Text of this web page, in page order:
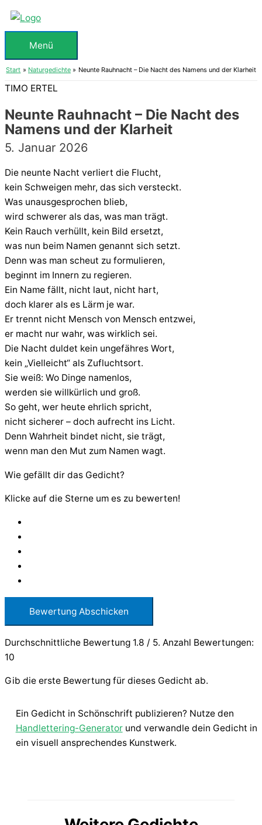
Zum
Inhalt
springenMenü
Menü
Start Naturgedichte Neunte Rauhnacht – Die Nacht des Namens und der Klarheit
TIMO ERTEL
Neunte Rauhnacht – Die Nacht des
Namens und der Klarheit
5. Januar 2026
Die neunte Nacht verliert die Flucht,
kein Schweigen mehr, das sich versteckt.
Was unausgesprochen blieb,
wird schwerer als das, was man trägt.
Kein Rauch verhüllt, kein Bild ersetzt,
was nun beim Namen genannt sich setzt.
Denn was man scheut zu formulieren,
beginnt im Innern zu regieren.
Ein Name fällt, nicht laut, nicht hart,
doch klarer als es Lärm je war.
Er trennt nicht Mensch von Mensch entzwei,
er macht nur wahr, was wirklich sei.
Die Nacht duldet kein ungefähres Wort,
kein „Vielleicht“ als Zufluchtsort.
Sie weiß: Wo Dinge namenlos,
werden sie willkürlich und groß.
So geht, wer heute ehrlich spricht,
nicht sicherer – doch aufrecht ins Licht.
Denn Wahrheit bindet nicht, sie trägt,
wenn man den Mut zum Namen wagt.
Wie gefällt dir das Gedicht?
Klicke auf die Sterne um es zu bewerten!
Bewertung Abschicken
Durchschnittliche Bewertung 1.8 / 5. Anzahl Bewertungen:
10
Gib die erste Bewertung für dieses Gedicht ab.
Ein Gedicht in Schönschrift publizieren? Nutze den
Handlettering-Generatorund verwandle dein Gedicht in
ein visuell ansprechendes Kunstwerk.